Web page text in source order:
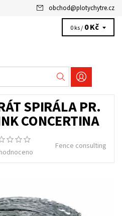
obchod@plotychytre.cz
0 ks / 0 Kč
SPIRÁLA PR.
CONCERTINA
Fence consulting